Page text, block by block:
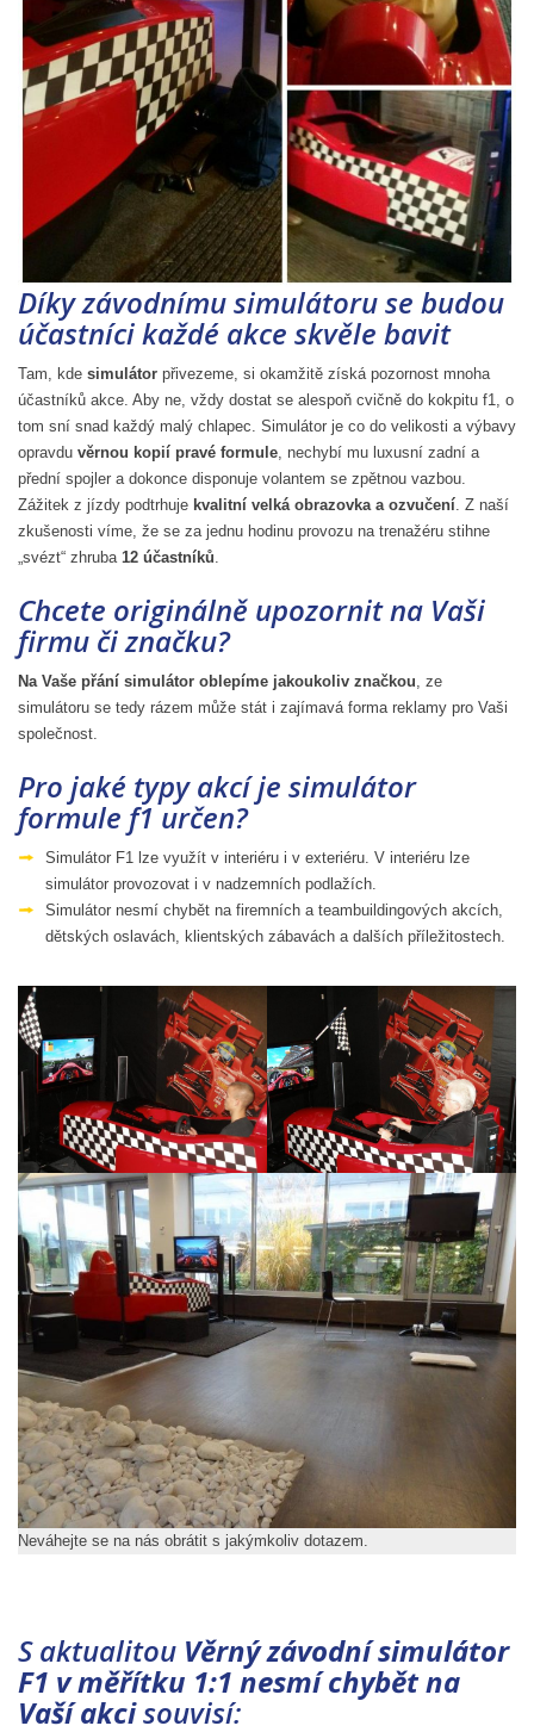
Díky závodnímu simulátoru se budou
účastníci každé akce skvěle bavit
Tam, kde simulátor přivezeme, si okamžitě získá pozornost mnoha
účastníků akce. Aby ne, vždy dostat se alespoň cvičně do kokpitu f1, o
tom sní snad každý malý chlapec. Simulátor je co do velikosti a výbavy
opravdu věrnou kopií pravé formule, nechybí mu luxusní zadní a
přední spojler a dokonce disponuje volantem se zpětnou vazbou.
Zážitek z jízdy podtrhuje kvalitní velká obrazovka a ozvučení. Z naší
zkušenosti víme, že se za jednu hodinu provozu na trenažéru stihne
„svézt“ zhruba 12 účastníků.
Chcete originálně upozornit na Vaši
firmu či značku?
Na Vaše přání simulátor oblepíme jakoukoliv značkou, ze
simulátoru se tedy rázem může stát i zajímavá forma reklamy pro Vaši
společnost.
Pro jaké typy akcí je simulátor
formule f1 určen?
Simulátor F1 lze využít v interiéru i v exteriéru. V interiéru lze
simulátor provozovat i v nadzemních podlažích.
Simulátor nesmí chybět na firemních a teambuildingových akcích,
dětských oslavách, klientských zábavách a dalších příležitostech.
Neváhejte se na nás obrátit s jakýmkoliv dotazem.
S aktualitou Věrný závodní simulátor
F1 v měřítku 1:1 nesmí chybět na
Vaší akcisouvisí: